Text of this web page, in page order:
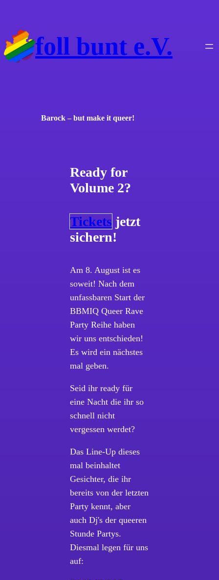
foll bunt e.V.
Barock – but make it queer!
Ready for
Volume 2?
Tickets jetzt
sichern!
Am 8. August ist es
soweit! Nach dem
unfassbaren Start der
BBMIQ Queer Rave
Party Reihe haben
wir uns entschieden!
Es wird ein nächstes
mal geben.
Seid ihr ready für
eine Nacht die ihr so
schnell nicht
vergessen werdet?
Das Line-Up dieses
mal beinhaltet
Gesichter, die ihr
bereits von der letzten
Party kennt, aber
auch Dj's der queeren
Stunde Partys.
Diesmal legen für uns
auf: